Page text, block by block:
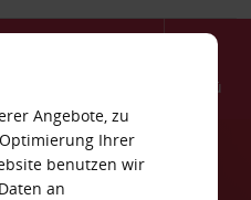
Menü
Angebote, zu
Ihrer
benutzen wir
an